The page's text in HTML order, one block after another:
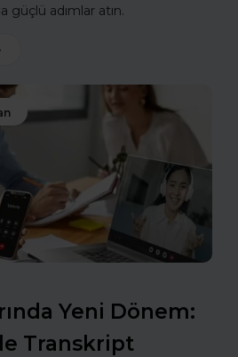
güçlü adımlar atın.
Yeni Dönem:
Transkript